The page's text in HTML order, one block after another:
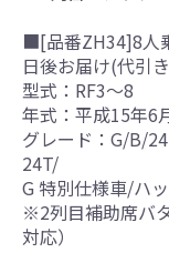
■[品番ZH34]8人
日後お届け(代引
型式：RF3～8
年式：平成15年6
グレード：G/B/
24T/
G 特別仕様車/ハ
※2列目補助席バ
対応）